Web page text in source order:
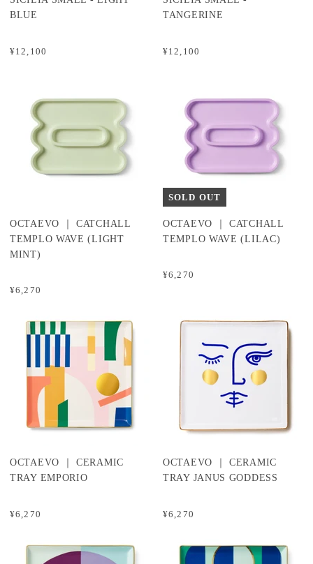
¥12,100
BLUE
¥12,100
TANGERINE
¥6,270
OCTAEVO ｜ CATCHALL
TEMPLO WAVE (LIGHT
MINT)
SOLD OUT
¥6,270
OCTAEVO ｜ CATCHALL
TEMPLO WAVE (LILAC)
¥6,270
OCTAEVO ｜ CERAMIC
TRAY EMPORIO
¥6,270
OCTAEVO ｜ CERAMIC
TRAY JANUS GODDESS